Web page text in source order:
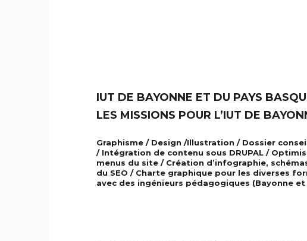
IUT DE BAYONNE ET DU PAYS
LES MISSIONS POUR L’IUT DE
Graphisme / Design /Illustration / Dossier
/ Intégration de contenu sous DRUPAL /
menus du site / Création d’infographie,
du SEO / Charte graphique pour les diverses
avec des ingénieurs pédagogiques (Bayonne